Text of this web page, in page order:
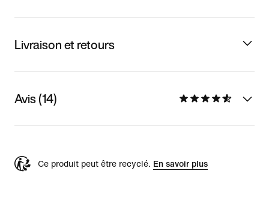
Livraison et retours
Avis (14)
Ce produit peut être recyclé. En savoir plus